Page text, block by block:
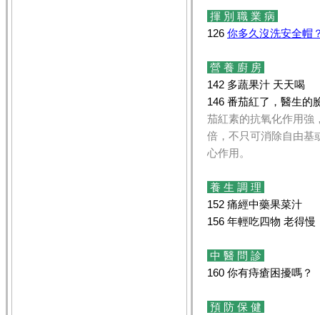
揮 別 職 業 病
126 你多久沒洗安全帽
營 養 廚 房
142 多蔬果汁 天天喝
146 番茄紅了，醫生的
茄紅素的抗氧化作用強
倍，不只可消除自由基
心作用。
養 生 調 理
152 痛經中藥果菜汁
156 年輕吃四物 老得慢
中 醫 問 診
160 你有痔瘡困擾嗎？
預 防 保 健